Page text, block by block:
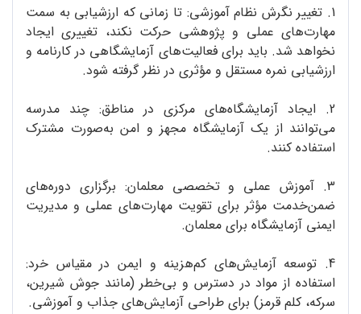
1. تغییر نگرش نظام آموزشی: تا زمانی که ارزشیابی به سمت
مهارت‌های عملی و پژوهشی حرکت نکند، تغییری ایجاد
نخواهد شد. باید برای فعالیت‌های آزمایشگاهی در کارنامه و
ارزشیابی نمره مستقل و مؤثری در نظر گرفته شود.
2. ایجاد آزمایشگاه‌های مرکزی در مناطق: چند مدرسه
می‌توانند از یک آزمایشگاه مجهز و امن به‌صورت مشترک
استفاده کنند.
3. آموزش عملی و تخصصی معلمان: برگزاری دوره‌های
ضمن‌خدمت مؤثر برای تقویت مهارت‌های عملی و مدیریت
ایمنی آزمایشگاه برای معلمان.
4. توسعه آزمایش‌های کم‌هزینه و ایمن در مقیاس خرد:
استفاده از مواد در دسترس و بی‌خطر (مانند جوش شیرین،
سرکه، کلم قرمز) برای طراحی آزمایش‌های جذاب و آموزشی.